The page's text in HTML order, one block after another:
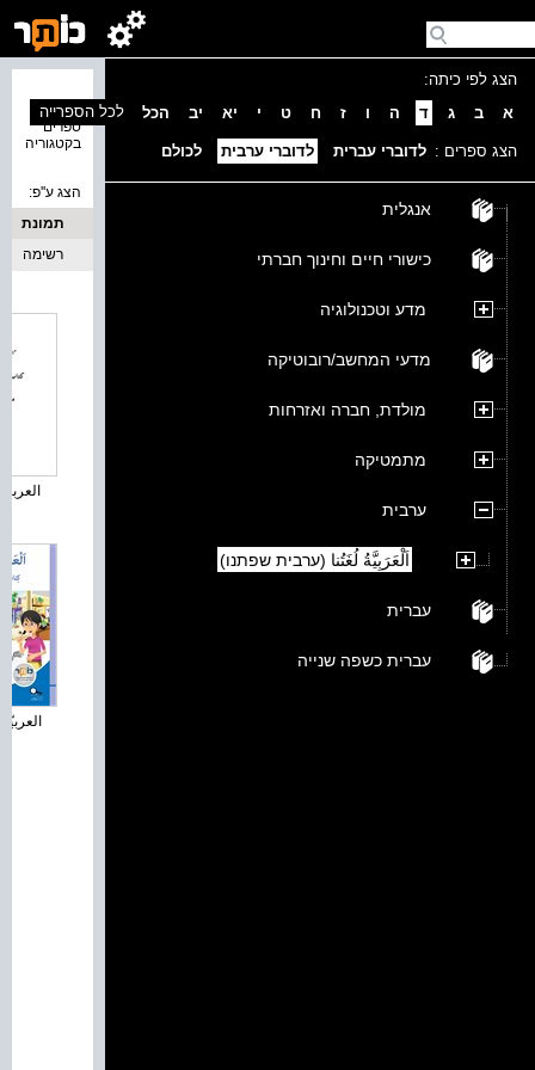
הצג לפי כיתה:
א
ב ג ד ה ו ז ח ט י יא יב הכל
הצג ספרים : לדוברי עברית לדוברי ערבית לכולם
אנגלית
כישורי חיים וחינוך חברתי
מדע וטכנולוגיה
מדעי המחשב/רובוטיקה
מולדת, חברה ואזרחות
מתמטיקה
ערבית
اَلْعَرَبِيَّةُ لُغَتُنا (ערבית שפתנו)
עברית
עברית כשפה שנייה
ספרים
בקטגוריה
לכל הספרייה
הצג ע''פ:
תמונת
כריכה
רשימה